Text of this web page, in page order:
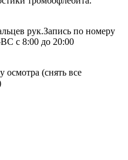
рук.Запись по номеру
с 8:00 до 20:00
осмотра (снять все